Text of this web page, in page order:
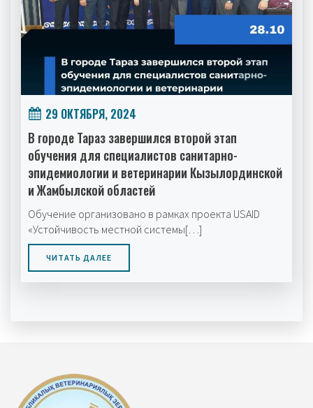
29 ОКТЯБРЯ, 2024
В городе Тараз завершился второй этап
обучения для специалистов санитарно-
эпидемиологии и ветеринарии Кызылординской
и Жамбылской областей
Обучение организовано в рамках проекта USAID
«Устойчивость местной системы[…]
ЧИТАТЬ ДАЛЕЕ